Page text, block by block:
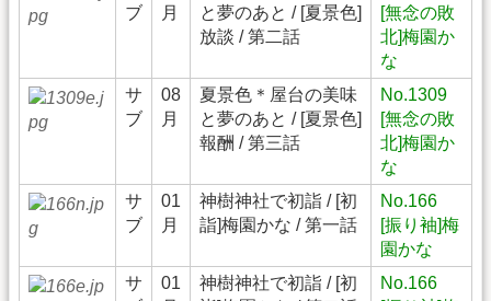
ブ
月
と夢のあと / [夏景色]
放談 / 第二話
[無念の敗
北]梅園か
な
サ
ブ
08
月
夏景色＊屋台の美味
と夢のあと / [夏景色]
報酬 / 第三話
No.1309
[無念の敗
北]梅園か
な
サ
ブ
01
月
神樹神社で初詣 / [初
詣]梅園かな / 第一話
No.166
[振り袖]梅
園かな
サ
01
神樹神社で初詣 / [初
No.166